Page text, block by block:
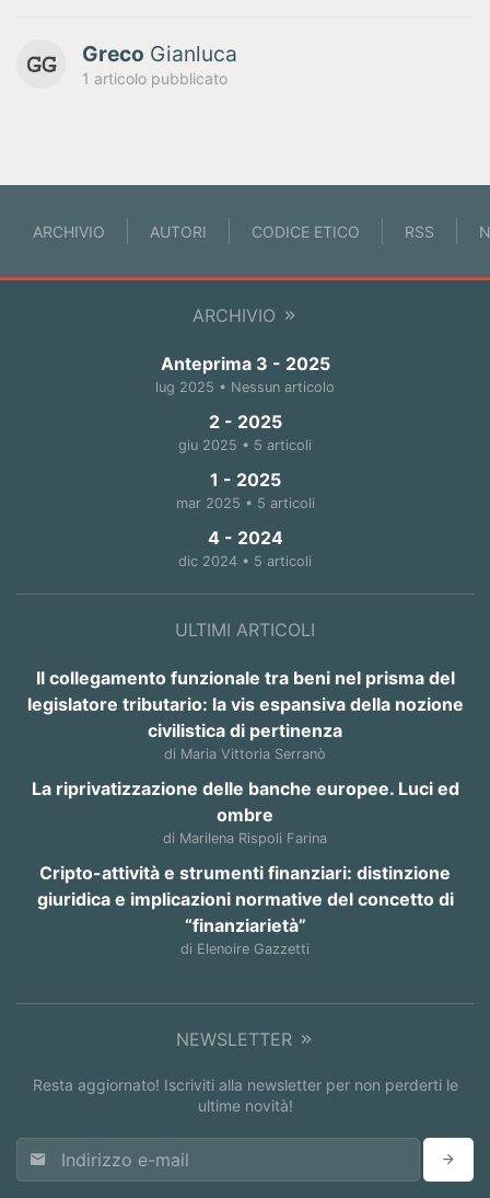
Greco Gianluca
1 articolo pubblicato
ARCHIVIO AUTORI CODICE ETICO RSS
ARCHIVIO
Anteprima 3 - 2025
lug 2025 • Nessun articolo
2 - 2025
giu 2025 • 5 articoli
1 - 2025
mar 2025 • 5 articoli
4 - 2024
dic 2024 • 5 articoli
ULTIMI ARTICOLI
Il collegamento funzionale tra beni nel prisma del
legislatore tributario: la vis espansiva della nozione
civilistica di pertinenza
di Maria Vittoria Serranò
La riprivatizzazione delle banche europee. Luci ed
ombre
di Marilena Rispoli Farina
Cripto-attività e strumenti finanziari: distinzione
giuridica e implicazioni normative del concetto di
“finanziarietà”
di Elenoire Gazzetti
NEWSLETTER
Resta aggiornato! Iscriviti alla newsletter per non perderti le
ultime novità!